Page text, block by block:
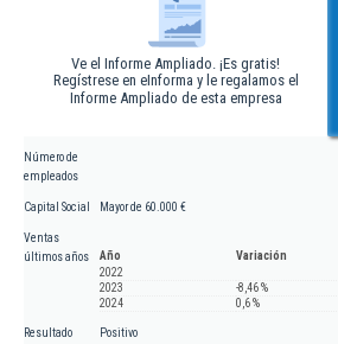
Ve el Informe Ampliado. ¡Es gratis!
Regístrese en eInforma y le regalamos el
Informe Ampliado de esta empresa
Número de
empleados
Capital Social Mayor de 60.000 €
Ventas
últimos años
Año
Variación
2022
2023
-8,46 %
2024
0,6 %
Resultado
Positivo